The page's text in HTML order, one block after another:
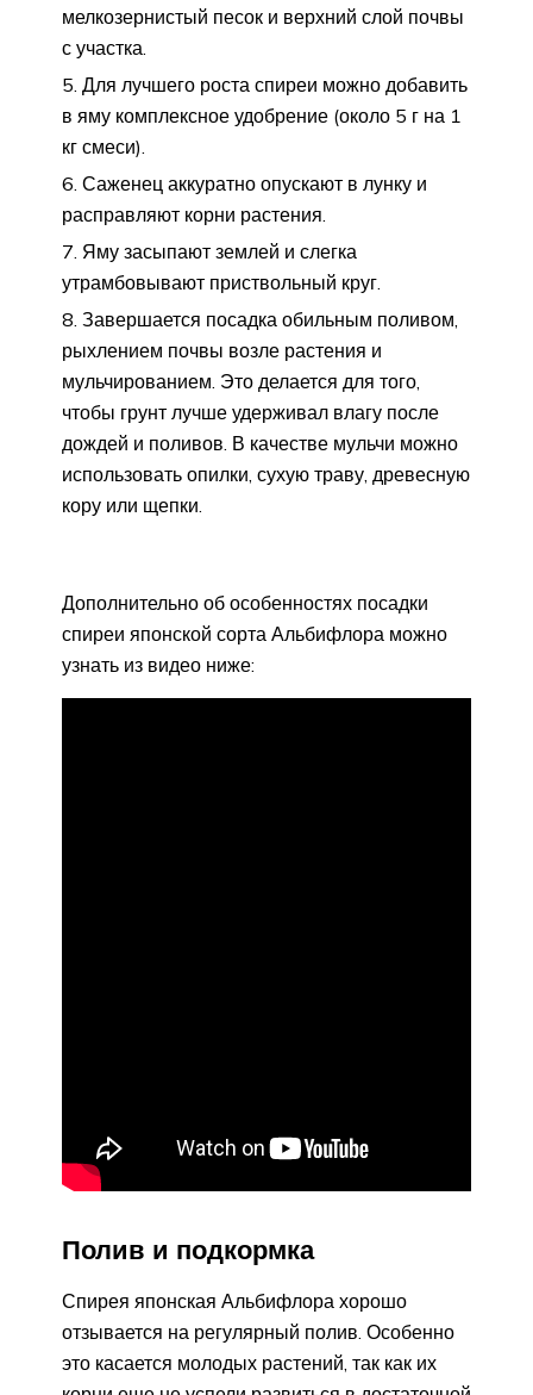
мелкозернистый песок и верхний слой почвы
с участка.
Для лучшего роста спиреи можно добавить
в яму комплексное удобрение (около 5 г на 1
кг смеси).
Саженец аккуратно опускают в лунку и
расправляют корни растения.
Яму засыпают землей и слегка
утрамбовывают приствольный круг.
Завершается посадка обильным поливом,
рыхлением почвы возле растения и
мульчированием. Это делается для того,
чтобы грунт лучше удерживал влагу после
дождей и поливов. В качестве мульчи можно
использовать опилки, сухую траву, древесную
кору или щепки.
Дополнительно об особенностях посадки
спиреи японской сорта Альбифлора можно
узнать из видео ниже:
Полив и подкормка
Спирея японская Альбифлора хорошо
отзывается на регулярный полив. Особенно
это касается молодых растений, так как их